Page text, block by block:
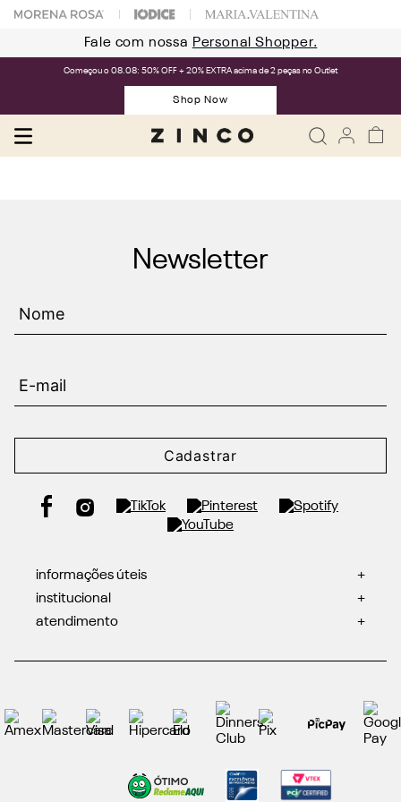
Fale com nossa Personal Shopper.
Começou o 08.08: 50% OFF + 20% EXTRA acima de 2 peças no Outlet
Shop Now
Newsletter
Cadastrar
informações úteis
+
institucional
+
atendimento
+